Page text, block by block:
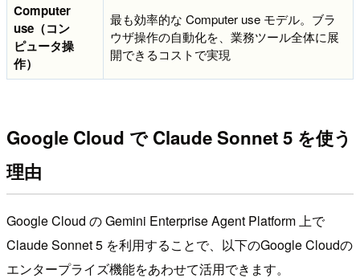
Computer
use（コン
ピュータ操
作）
最も効率的な Computer use モデル。ブラ
ウザ操作の自動化を、業務ツール全体に展
開できるコストで実現
Google Cloud で Claude Sonnet 5 を使う
理由
Google Cloud の Gemini Enterprise Agent Platform 上で
Claude Sonnet 5 を利用することで、以下のGoogle Cloudの
エンタープライズ機能をあわせて活用できます。